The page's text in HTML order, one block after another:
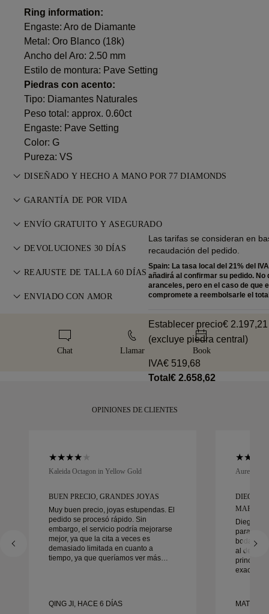
Las tarifas se consideran en
recaudación del pedido.
Spain: La tasa local del 21% del
añadirá al confirmar su pedido.
aranceles, pero en el caso de que
compromete a reembolsarle el
Establecer precio€ 2.197,21
(excluye piedra central)
IVA€ 519,68
Total € 2.658,62
Ring information:
Engaste: Aro de Diamante
Metal: Oro Blanco (18k)
Ancho del Aro: 2.50 mm
Estilo de montura: Pave Setting
Piedras con acento:
Tipo: Diamantes Naturales
Peso total: approx. 0.60ct
Engaste: Pave Setting
Color: G
Pureza: VS
DISEÑADO Y HECHO A MANO POR 77 DIAMONDS
Perfeccionando el arte joyero, pieza a pieza, de la mano de
GARANTÍA DE POR VIDA
Con cualquier compra en 77 Diamonds, recibes una garantía
de por vida por defectos de fabricación. Las reparaciones
necesarias se realizan sin coste. Consulta nuestrosTérminos
ENVÍO GRATUITO Y ASEGURADO
Todos los gastos de envío son gratuitos, no importa dónde
viva. Le enviaremos su artículo sin riesgos y totalmente
asegurado a través del servicio de entrega especial de FedEx
o DHL, directamente a la puerta de su casa. Aseguramos
todos nuestros pedidos para evitar cualquier problema con la
utilizamos un servicio de envío especializado como Malca-
Amit o Brinks. Si no está totalmente satisfecho con su
compra, puede devolverla o cambiarla en menos de 30 días.
DEVOLUCIONES 30 DÍAS
Si no estás completamente satisfecho, puedes devolver o
cambiar tu compra en un plazo de 30 días. Consulta nuestros
Términos y Condiciones
REAJUSTE DE TALLA 60 DÍAS
Para un ajuste perfecto, 77 Diamonds ofrece un reajuste
política de tallas.
ENVIADO CON AMOR
Recíbela en nuestra emblemática caja amarilla,
elegantemente envuelta y lista para tu momento.
Chat Llamar Book
OPINIONES DE CLIENTES
Kaleida Octagon in Yellow Gold
BUEN PRECIO, GRANDES JOYAS
Muy buen precio, joyas estupendas. El
pedido se procesó rápido. Sin
embargo, el servicio podría mejorarse
mejor, ya que la cita a veces es
demasiado limitada en cuanto a
tiempo, ya que queríamos ver más
QING JI, HACE 6 DÍAS
Aurelle in
DIEGO
Diego
para
boda. Su
al detalle
principio